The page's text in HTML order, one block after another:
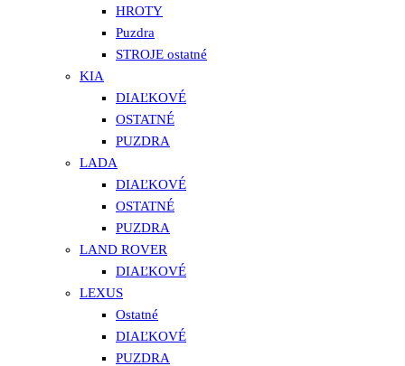
HROTY
Puzdra
STROJE ostatné
KIA
DIAĽKOVÉ
OSTATNÉ
PUZDRA
LADA
DIAĽKOVÉ
OSTATNÉ
PUZDRA
LAND ROVER
DIAĽKOVÉ
LEXUS
Ostatné
DIAĽKOVÉ
PUZDRA